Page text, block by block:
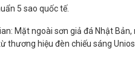
5 sao quốc tế.
Mặt ngoài sơn giả đá Nhật
hiệu đèn chiếu sáng Unios